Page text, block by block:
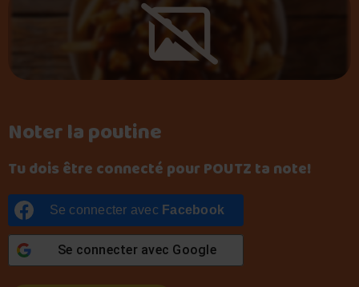
Noter la poutine
Tu dois être connecté pour POUTZ ta note!
Se connecter avec Facebook
Se connecter avec Google